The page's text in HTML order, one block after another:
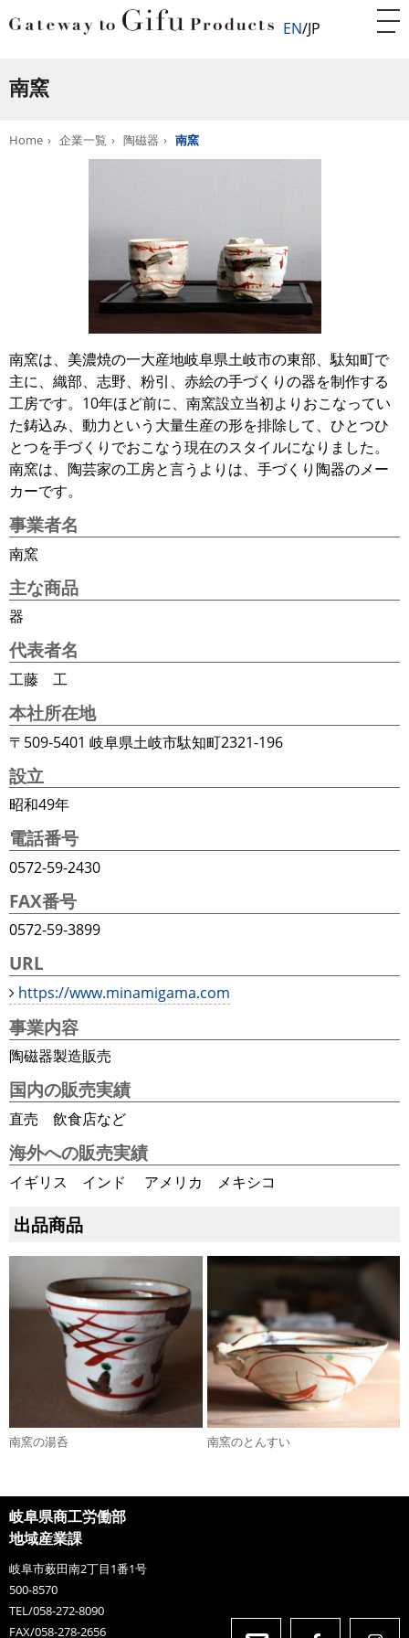
EN JP
南窯
Home 企業一覧 陶磁器 南窯
南窯は、美濃焼の一大産地岐阜県土岐市の東部、駄知町で
主に、織部、志野、粉引、赤絵の手づくりの器を制作する
工房です。10年ほど前に、南窯設立当初よりおこなってい
た鋳込み、動力という大量生産の形を排除して、ひとつひ
とつを手づくりでおこなう現在のスタイルになりました。
南窯は、陶芸家の工房と言うよりは、手づくり陶器のメー
カーです。
事業者名
南窯
主な商品
器
代表者名
工藤 工
本社所在地
〒509-5401 岐阜県土岐市駄知町2321-196
設立
昭和49年
電話番号
0572-59-2430
FAX番号
0572-59-3899
URL
https://www.minamigama.com
事業内容
陶磁器製造販売
国内の販売実績
直売 飲食店など
海外への販売実績
イギリス インド アメリカ メキシコ
出品商品
南窯の湯呑 南窯のとんすい
岐阜県商工労働部
地域産業課
岐阜市薮田南2丁目1番1号
500-8570
TEL/058-272-8090
FAX/058-278-2656